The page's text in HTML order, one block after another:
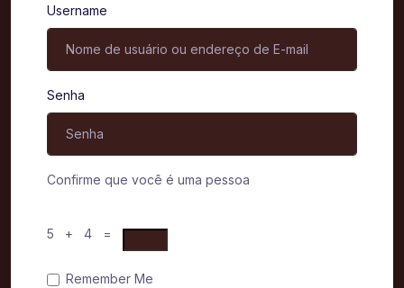
Username
Senha
Confirme que você é uma pessoa
5 + 4 =
Remember Me